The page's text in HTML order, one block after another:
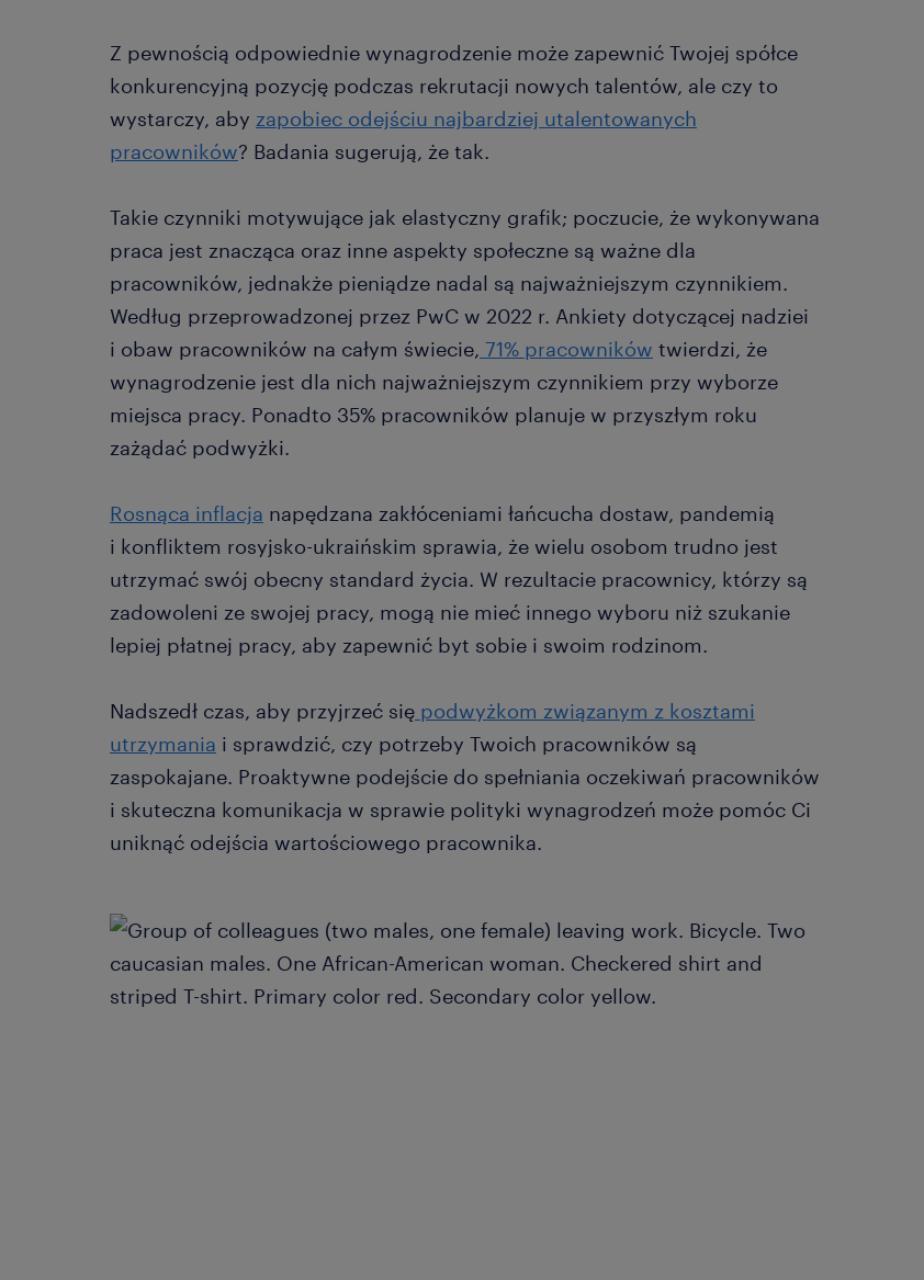
Z pewnością odpowiednie wynagrodzenie może zapewnić Twojej spółce
konkurencyjną pozycję podczas rekrutacji nowych talentów, ale czy to
wystarczy, aby zapobiec odejściu najbardziej utalentowanych
pracowników? Badania sugerują, że tak.
Takie czynniki motywujące jak elastyczny grafik; poczucie, że wykonywana
praca jest znacząca oraz inne aspekty społeczne są ważne dla
pracowników, jednakże pieniądze nadal są najważniejszym czynnikiem.
Według przeprowadzonej przez PwC w 2022 r. Ankiety dotyczącej nadziei
i obaw pracowników na całym świecie, 71% pracowników twierdzi, że
wynagrodzenie jest dla nich najważniejszym czynnikiem przy wyborze
miejsca pracy. Ponadto 35% pracowników planuje w przyszłym roku
zażądać podwyżki.
Rosnąca inflacja napędzana zakłóceniami łańcucha dostaw, pandemią
i konfliktem rosyjsko-ukraińskim sprawia, że wielu osobom trudno jest
utrzymać swój obecny standard życia. W rezultacie pracownicy, którzy są
zadowoleni ze swojej pracy, mogą nie mieć innego wyboru niż szukanie
lepiej płatnej pracy, aby zapewnić byt sobie i swoim rodzinom.
Nadszedł czas, aby przyjrzeć się podwyżkom związanym z kosztami
utrzymania i sprawdzić, czy potrzeby Twoich pracowników są
zaspokajane. Proaktywne podejście do spełniania oczekiwań pracowników
i skuteczna komunikacja w sprawie polityki wynagrodzeń może pomóc Ci
uniknąć odejścia wartościowego pracownika.